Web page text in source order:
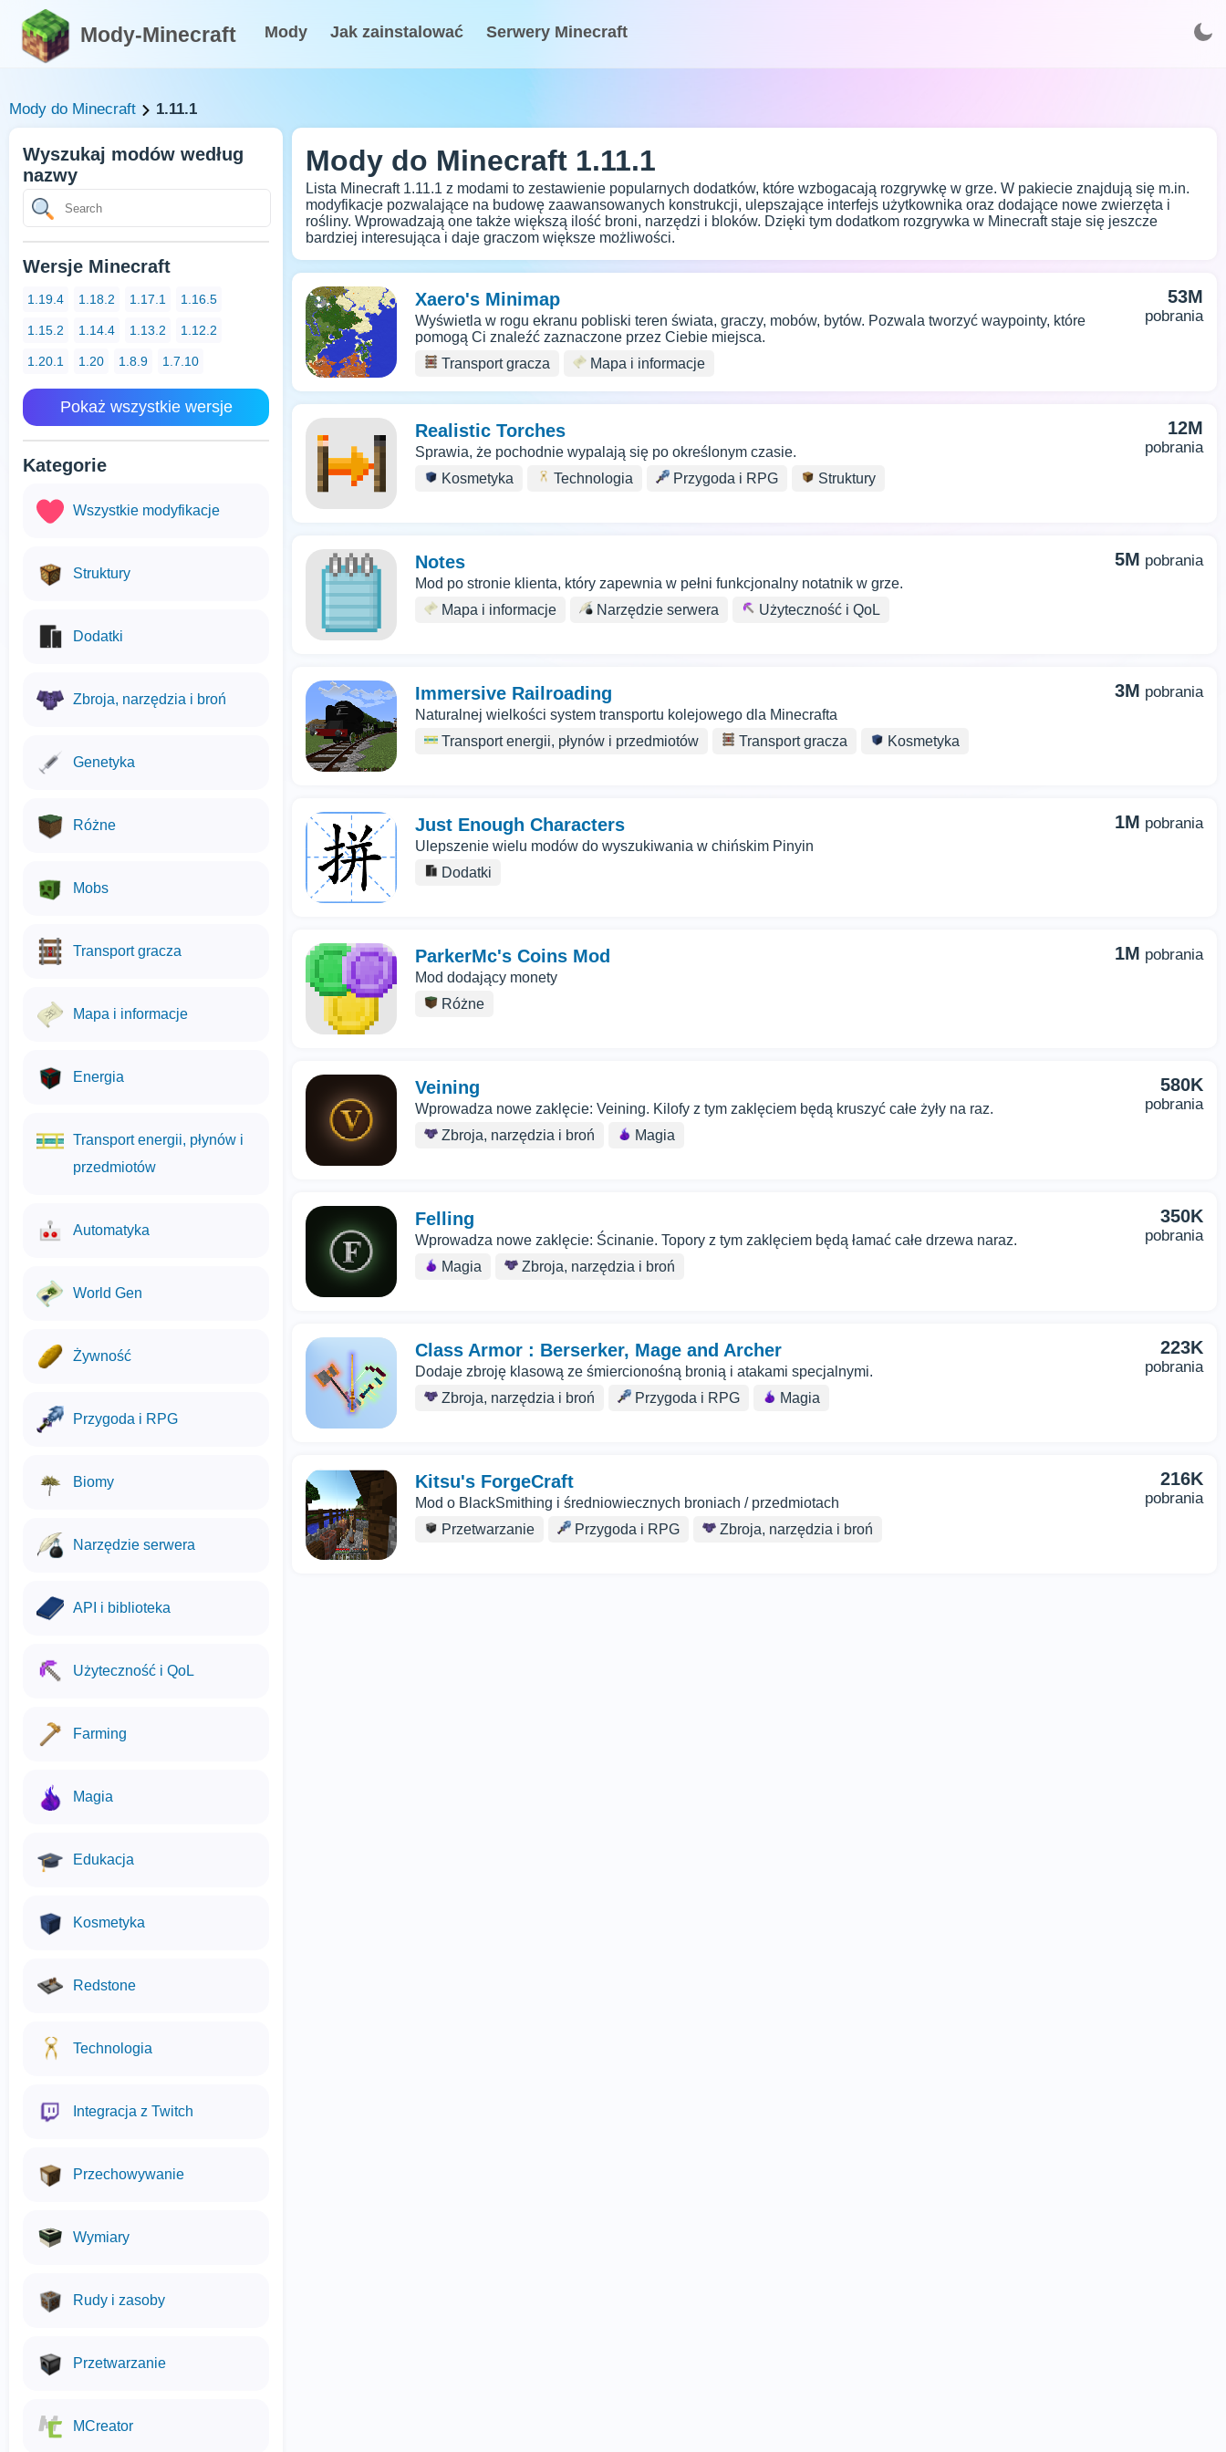
Mody-Minecraft Mody Jak zainstalować Serwery Minecraft
Mody do Minecraft 1.11.1
Wyszukaj modów według
nazwy
Wersje Minecraft
1.19.4 1.18.2 1.17.1 1.16.5
1.15.2 1.14.4 1.13.2 1.12.2
1.20.1 1.20 1.8.9 1.7.10
Pokaż wszystkie wersje
Kategorie
Wszystkie modyfikacje
Struktury
Dodatki
Zbroja, narzędzia i broń
Genetyka
Różne
Mobs
Transport gracza
Mapa i informacje
Energia
Transport energii, płynów i
przedmiotów
Automatyka
World Gen
Żywność
Przygoda i RPG
Biomy
Narzędzie serwera
API i biblioteka
Użyteczność i QoL
Farming
Magia
Edukacja
Kosmetyka
Redstone
Technologia
Integracja z Twitch
Przechowywanie
Wymiary
Rudy i zasoby
Przetwarzanie
MCreator
Mody do Minecraft 1.11.1
Lista Minecraft 1.11.1 z modami to zestawienie popularnych dodatków, które wzbogacają rozgrywkę w grze. W pakiecie znajdują się m.in.
modyfikacje pozwalające na budowę zaawansowanych konstrukcji, ulepszające interfejs użytkownika oraz dodające nowe zwierzęta i
rośliny. Wprowadzają one także większą ilość broni, narzędzi i bloków. Dzięki tym dodatkom rozgrywka w Minecraft staje się jeszcze
bardziej interesująca i daje graczom większe możliwości.
Xaero's Minimap
Wyświetla w rogu ekranu pobliski teren świata, graczy, mobów, bytów. Pozwala tworzyć waypointy, które
pomogą Ci znaleźć zaznaczone przez Ciebie miejsca.
Transport gracza
Mapa i informacje
53M
pobrania
Realistic Torches
Sprawia, że pochodnie wypalają się po określonym czasie.
Kosmetyka
Technologia Przygoda i RPG Struktury
12M
pobrania
Notes
Mod po stronie klienta, który zapewnia w pełni funkcjonalny notatnik w grze.
Mapa i informacje
Narzędzie serwera Użyteczność i QoL
5M pobrania
Immersive Railroading
Naturalnej wielkości system transportu kolejowego dla Minecrafta
Transport energii, płynów i przedmiotów
Transport gracza Kosmetyka
3M pobrania
Just Enough Characters
Ulepszenie wielu modów do wyszukiwania w chińskim Pinyin
Dodatki
1M pobrania
ParkerMc's Coins Mod
Mod dodający monety
Różne
1M pobrania
Veining
Wprowadza nowe zaklęcie: Veining. Kilofy z tym zaklęciem będą kruszyć całe żyły na raz.
Zbroja, narzędzia i broń
Magia
580K
pobrania
Felling
Wprowadza nowe zaklęcie: Ścinanie. Topory z tym zaklęciem będą łamać całe drzewa naraz.
Magia
Zbroja, narzędzia i broń
350K
pobrania
Class Armor : Berserker, Mage and Archer
Dodaje zbroję klasową ze śmiercionośną bronią i atakami specjalnymi.
Zbroja, narzędzia i broń
Przygoda i RPG Magia
223K
pobrania
Kitsu's ForgeCraft
Mod o BlackSmithing i średniowiecznych broniach / przedmiotach
Przetwarzanie
Przygoda i RPG Zbroja, narzędzia i broń
216K
pobrania